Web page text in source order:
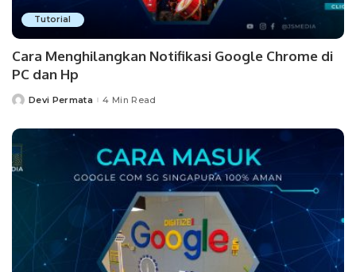
Tutorial
Cara Menghilangkan Notifikasi Google Chrome di
PC dan Hp
PostedDevi Permata 4 Min Read